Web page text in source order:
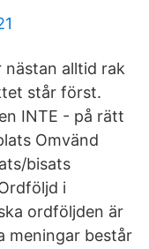
nästan alltid rak
står först.
INTE - på rätt
Omvänd
bisats
i
ordföljden är
meningar består